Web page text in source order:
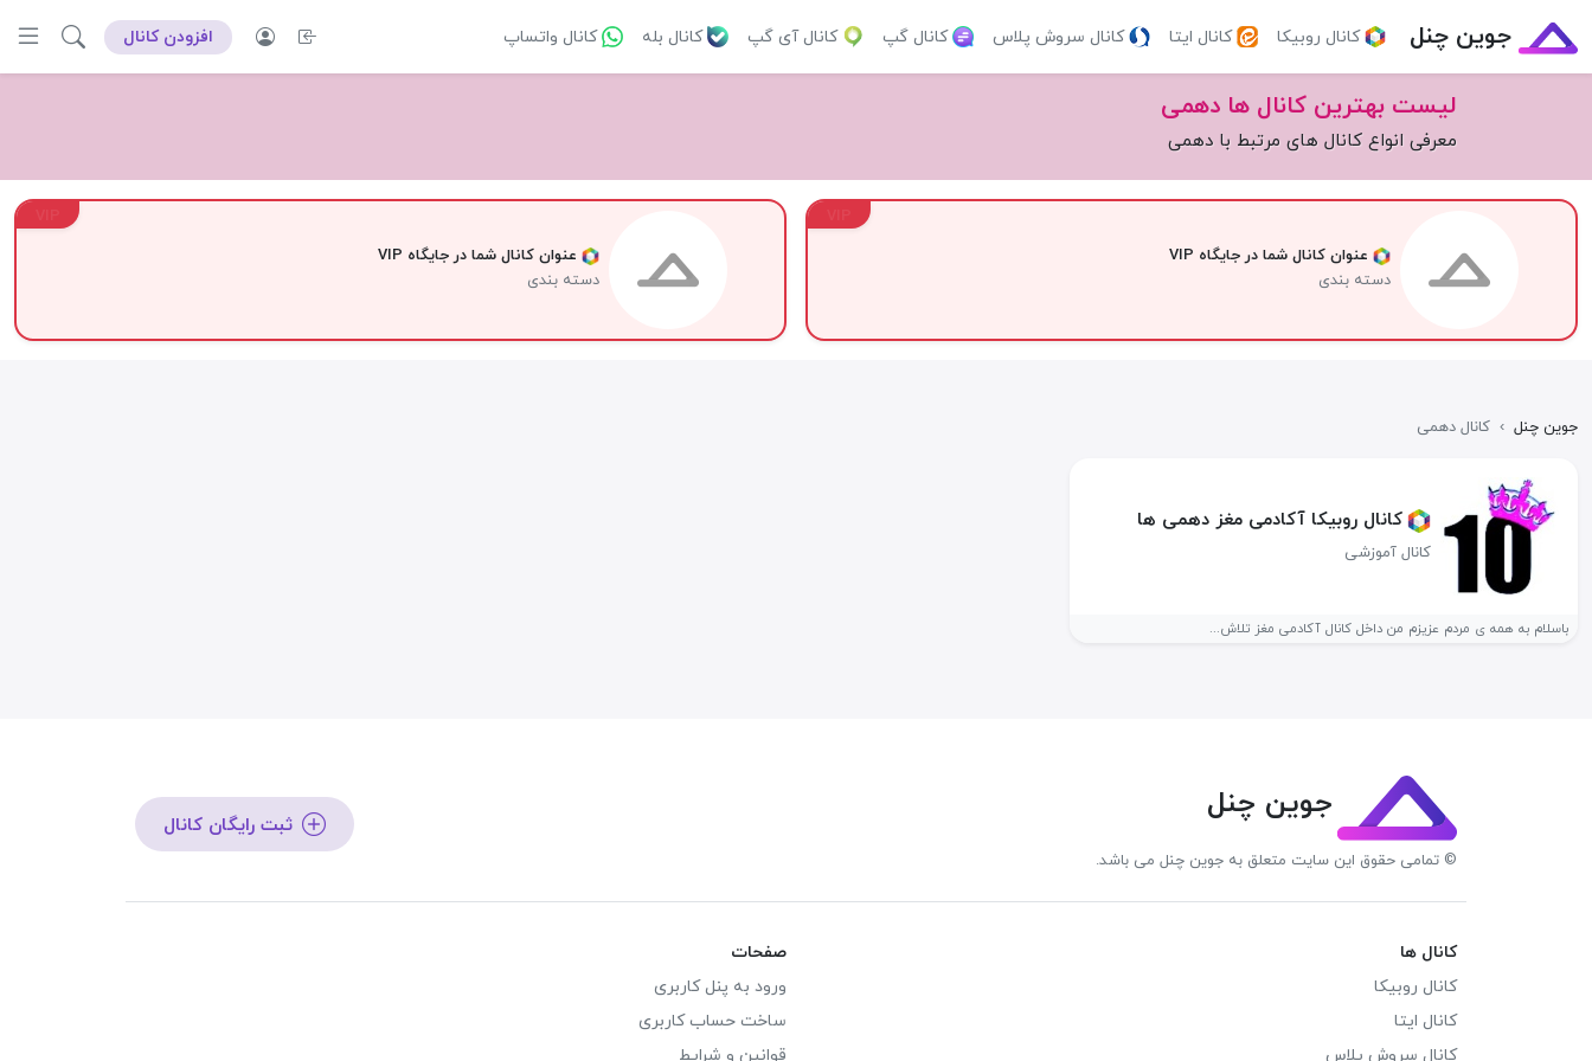
جوین چنل کانال روبیکا کانال ایتا کانال سروش پلاس کانال گپ کانال آی گپ کانال بله کانال واتساپ افزودن کانال
لیست بهترین کانال ها دهمی
معرفی انواع کانال های مرتبط با دهمی
عنوان کانال شما در جایگاه VIP
دسته بندی
عنوان کانال شما در جایگاه VIP
دسته بندی
جوین چنل › کانال دهمی
کانال روبیکا آکادمی مغز دهمی ها
کانال آموزشی
باسلام به همه ی مردم عزیزم من داخل کانال آکادمی مغز تلاش...
جوین چنل
© تمامی حقوق این سایت متعلق به جوین چنل می باشد.
ثبت رایگان کانال
کانال ها
کانال روبیکا
کانال ایتا
کانال سروش پلاس
صفحات
ورود به پنل کاربری
ساخت حساب کاربری
قوانین و شرایط